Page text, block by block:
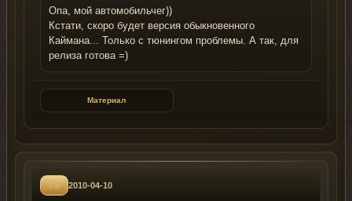
Опа, мой автомобильчег))
Кстати, скоро будет версия обыкновенного
Каймана... Только с тюнингом проблемы. А так, для
релиза готова =)
Материал
#5 2010-04-10